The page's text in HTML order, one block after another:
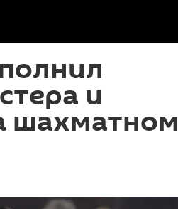
и
шахматном